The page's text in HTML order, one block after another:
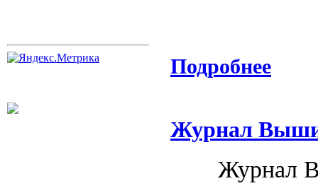
Подробнее
Журнал
Журнал